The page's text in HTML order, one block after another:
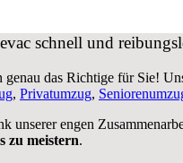
schnell und
das Richtige für Sie!
, Privatumzug,
engen
zu meistern.